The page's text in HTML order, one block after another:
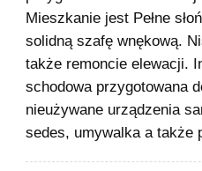
Mieszkanie jest Pełne
solidną szafę wnękową.
także remoncie elewacji.
schodowa przygotowana
nieużywane urządzenia
sedes, umywalka a także